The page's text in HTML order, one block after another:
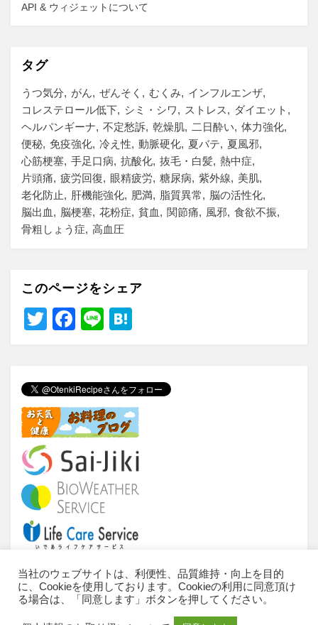
API & ウィジェットについて
タグ
うつ気分 がん ぜんそく むくみ
インフルエンザ
コレステロール低下
シミ・シワ ストレス
ダイエット
ヘルパンギーナ
不定愁訴 乾燥肌 二日酔い
体力強化
便秘 免疫強化 冷え性 動脈硬化 夏バテ
夏風邪
心筋梗塞 手足口病 抗酸化 抜毛・白髪 熱中症
片頭痛
疲労回復 眼精疲労 糖尿病 紫外線
美肌
老化防止
肝機能強化 肥満 脂質異常
脳の活性化
脳出血
脳梗塞 花粉症 貧血 関節痛 風邪 食欲不振
骨粗しょう症
高血圧
このページをシェア
T
er
F
e
b
o
o
k
Li
n
a
当サイトについて ご利用条件
推奨環境
個人情報のお取扱いについて
お問い合わせ
当社のウェブサイトは、利便性、品質維持・向上を目的
に、Cookieを使用しております。Cookieの利用に同意頂け
る場合は、「同意します」ボタンを押してください。